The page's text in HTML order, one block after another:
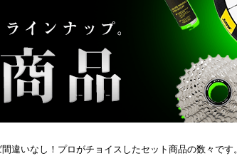
違いなし！プロがチョイスしたセット商品の数々です。